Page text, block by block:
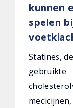
kunnen
spelen
Statines,
gebruikte